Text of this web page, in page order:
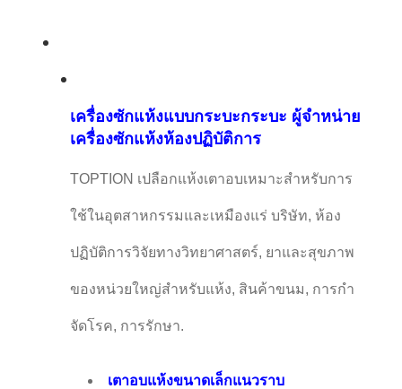
เครื่องซักแห้งแบบกระบะกระบะ ผู้จําหน่าย
เครื่องซักแห้งห้องปฏิบัติการ
TOPTION เปลือกแห้งเตาอบเหมาะสําหรับการ
ใช้ในอุตสาหกรรมและเหมืองแร่ บริษัท, ห้อง
ปฏิบัติการวิจัยทางวิทยาศาสตร์, ยาและสุขภาพ
ของหน่วยใหญ่สําหรับแห้ง, สินค้าขนม, การกํา
จัดโรค, การรักษา.
เตาอบแห้งขนาดเล็กแนวราบ